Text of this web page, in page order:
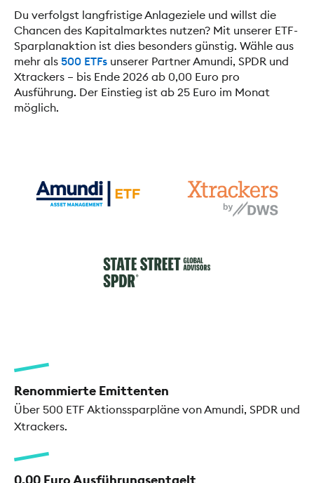
Du verfolgst langfristige Anlageziele und willst die
Chancen des Kapitalmarktes nutzen? Mit unserer ETF-
Sparplanaktion ist dies besonders günstig. Wähle aus
mehr als 500 ETFs unserer Partner Amundi, SPDR und
Xtrackers – bis Ende 2026 ab 0,00 Euro pro
Ausführung. Der Einstieg ist ab 25 Euro im Monat
möglich.
Renommierte Emittenten
Über 500 ETF Aktionssparpläne von Amundi, SPDR und
Xtrackers.